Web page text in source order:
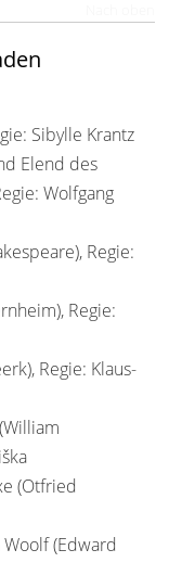
Sibylle Krantz
Elend des
Wolfgang
Regie:
Regie:
Regie: Klaus-
(Otfried
(Edward